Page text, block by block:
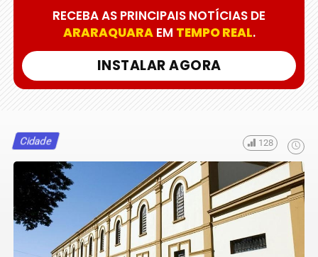
RECEBA AS PRINCIPAIS NOTÍCIAS DE
ARARAQUARAEM TEMPO REAL.
INSTALAR AGORA
Cidade 128